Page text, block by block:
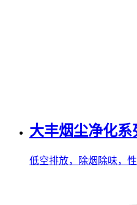
大丰烟尘净化系
低空排放，除烟除味，